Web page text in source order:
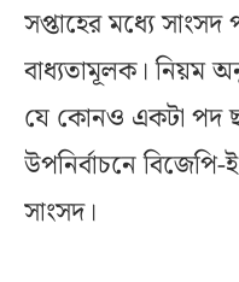
সপ্তাহের মধ্যে
বাধ্যতামূলক। নিয়ম
যে কোনও একটা পদ
উপনির্বাচনে
সাংসদ।